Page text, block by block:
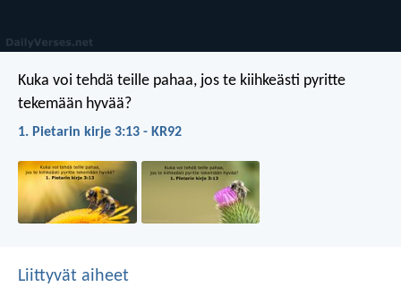
Kuka voi tehdä teille pahaa, jos te kiihkeästi pyritte
tekemään hyvää?
1. Pietarin kirje 3:13 - KR92
Liittyvät aiheet